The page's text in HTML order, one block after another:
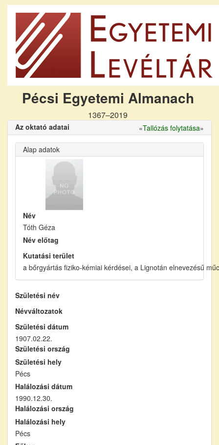
Pécsi Egyetemi Almanach
1367–2019
Az oktató adatai «Tallózás folytatása»
Alap adatok
Név
Tóth Géza
Név előtag
Kutatási terület
a bőrgyártás fiziko-kémiai kérdései, a Lignotán elnevezésű
Születési név
Névváltozatok
Születési dátum
1907.02.22.
Születési ország
Születési hely
Pécs
Halálozási dátum
1990.12.30.
Halálozási ország
Halálozási hely
Pécs